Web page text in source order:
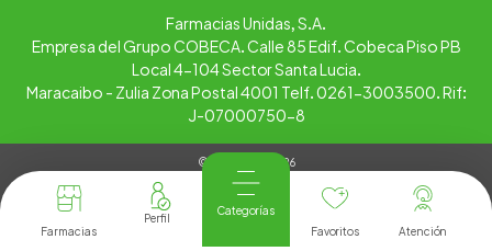
Farmacias
Categorías
Favoritos
Atención
Farmacias Unidas, S.A.
Empresa del Grupo COBECA. Calle 85 Edif. Cobeca Piso PB
Local 4-104 Sector Santa Lucia.
Maracaibo - Zulia Zona Postal 4001 Telf. 0261-3003500. Rif:
J-07000750-8
© Copyright 2026
Tienda Virtual desarrollada por
Tecnología